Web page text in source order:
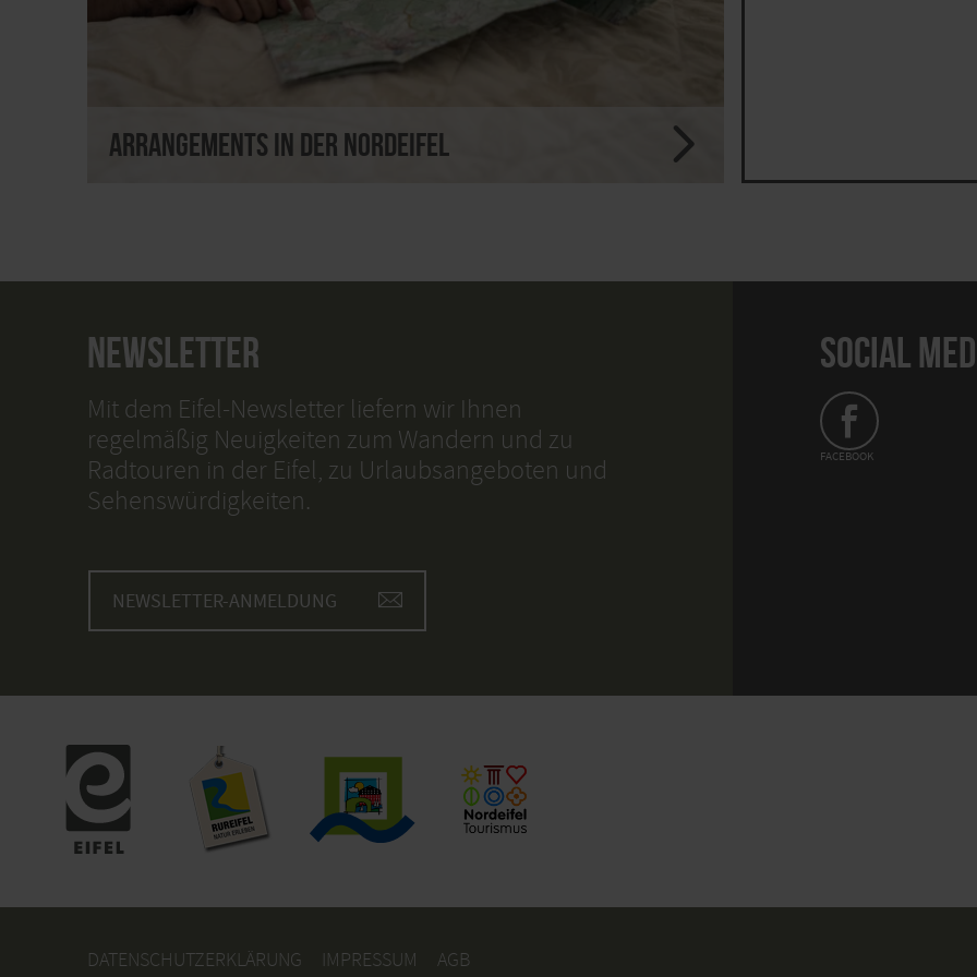
Arrangements in der Nordeifel
NEWSLETTER
Mit dem Eifel-Newsletter liefern wir Ihnen
regelmäßig Neuigkeiten zum Wandern und zu
Radtouren in der Eifel, zu Urlaubsangeboten und
Sehenswürdigkeiten.
NEWSLETTER-ANMELDUNG
SOCIAL
FACEBOOK
DATENSCHUTZERKLÄRUNG IMPRESSUM AGB